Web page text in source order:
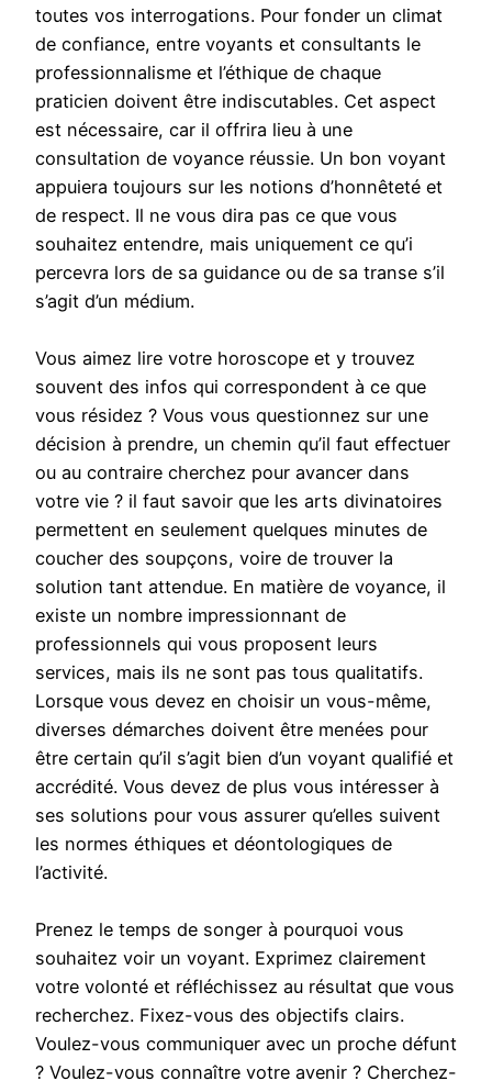
toutes vos interrogations. Pour fonder un climat
de confiance, entre voyants et consultants le
professionnalisme et l’éthique de chaque
praticien doivent être indiscutables. Cet aspect
est nécessaire, car il offrira lieu à une
consultation de voyance réussie. Un bon voyant
appuiera toujours sur les notions d’honnêteté et
de respect. Il ne vous dira pas ce que vous
souhaitez entendre, mais uniquement ce qu’i
percevra lors de sa guidance ou de sa transe s’il
s’agit d’un médium.
Vous aimez lire votre horoscope et y trouvez
souvent des infos qui correspondent à ce que
vous résidez ? Vous vous questionnez sur une
décision à prendre, un chemin qu’il faut effectuer
ou au contraire cherchez pour avancer dans
votre vie ? il faut savoir que les arts divinatoires
permettent en seulement quelques minutes de
coucher des soupçons, voire de trouver la
solution tant attendue. En matière de voyance, il
existe un nombre impressionnant de
professionnels qui vous proposent leurs
services, mais ils ne sont pas tous qualitatifs.
Lorsque vous devez en choisir un vous-même,
diverses démarches doivent être menées pour
être certain qu’il s’agit bien d’un voyant qualifié et
accrédité. Vous devez de plus vous intéresser à
ses solutions pour vous assurer qu’elles suivent
les normes éthiques et déontologiques de
l’activité.
Prenez le temps de songer à pourquoi vous
souhaitez voir un voyant. Exprimez clairement
votre volonté et réfléchissez au résultat que vous
recherchez. Fixez-vous des objectifs clairs.
Voulez-vous communiquer avec un proche défunt
? Voulez-vous connaître votre avenir ? Cherchez-